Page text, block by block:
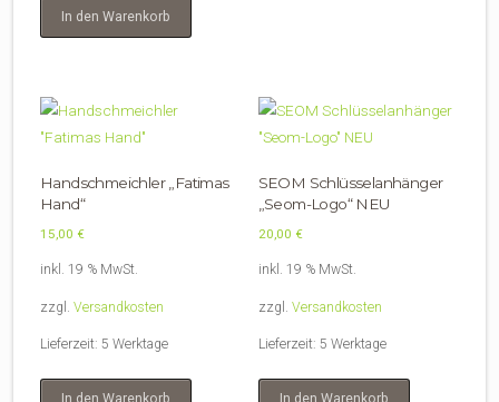
In den Warenkorb
Handschmeichler „Fatimas
Hand“
15,00 €
inkl. 19 % MwSt.
zzgl. Versandkosten
Lieferzeit: 5 Werktage
In den Warenkorb
SEOM Schlüsselanhänger
„Seom-Logo“ NEU
20,00 €
inkl. 19 % MwSt.
zzgl. Versandkosten
Lieferzeit: 5 Werktage
In den Warenkorb